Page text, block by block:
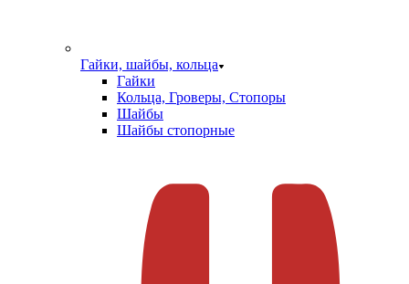
Гайки, шайбы, кольца
Гайки
Кольца, Гроверы, Стопоры
Шайбы
Шайбы стопорные